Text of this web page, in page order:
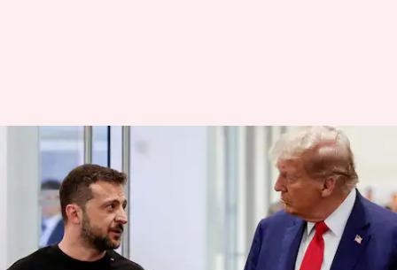
உக்ரைன் போர்
தொடங்கியதற்கு
ஜெலென்ஸ்கியை
காரணம்: டொனால்ட்
டிரம்ப் குற்றச்சாட்டு